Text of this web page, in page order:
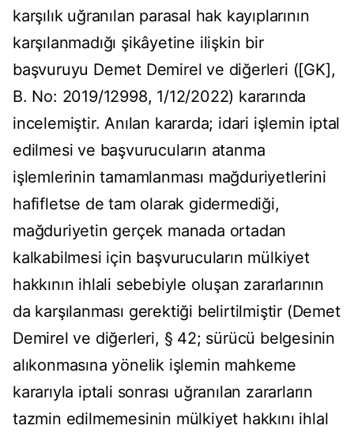
karşılık uğranılan parasal hak kayıplarının
karşılanmadığı şikâyetine ilişkin bir
başvuruyu Demet Demirel ve diğerleri ([GK],
B. No: 2019/12998, 1/12/2022) kararında
incelemiştir. Anılan kararda; idari işlemin iptal
edilmesi ve başvurucuların atanma
işlemlerinin tamamlanması mağduriyetlerini
hafifletse de tam olarak gidermediği,
mağduriyetin gerçek manada ortadan
kalkabilmesi için başvurucuların mülkiyet
hakkının ihlali sebebiyle oluşan zararlarının
da karşılanması gerektiği belirtilmiştir (Demet
Demirel ve diğerleri, § 42; sürücü belgesinin
alıkonmasına yönelik işlemin mahkeme
kararıyla iptali sonrası uğranılan zararların
tazmin edilmemesinin mülkiyet hakkını ihlal